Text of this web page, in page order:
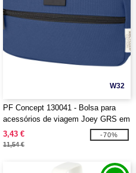
W32
PF Concept 130041 - Bolsa para
acessórios de viagem Joey GRS em
lona reciclada 3,5L
3,43 €
11,54 €
-70%